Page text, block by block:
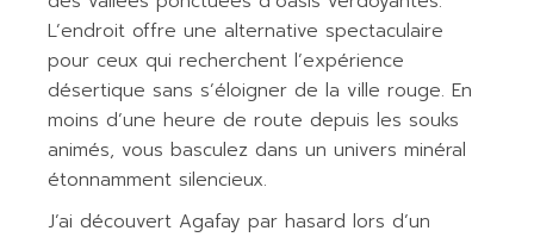
L’endroit offre une alternative spectaculaire
pour ceux qui recherchent l’expérience
désertique sans s’éloigner de la ville rouge. En
moins d’une heure de route depuis les souks
animés, vous basculez dans un univers minéral
étonnamment silencieux.
J’ai découvert Agafay par hasard lors d’un